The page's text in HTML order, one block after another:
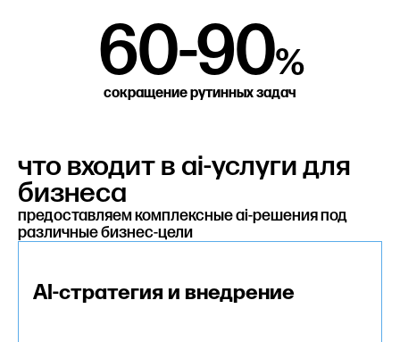
60-90%
сокращение рутинных задач
что входит в ai-услуги для
бизнеса
предоставляем комплексные ai-решения под
различные бизнес-цели
AI-стратегия и внедрение